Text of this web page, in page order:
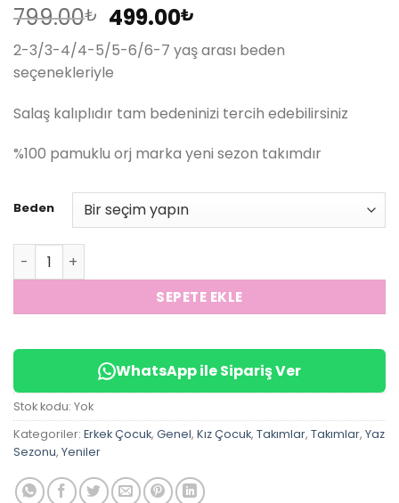
799.00₺ Orijinal
fiyat:
799.00₺.
499.00₺
andaki
fiyat:
2-3/3-4/4-5/5-6/6-7 yaş arası beden
seçenekleriyle
Salaş kalıplıdır tam bedeninizi tercih edebilirsiniz
%100 pamuklu orj marka yeni sezon takımdır
Beden
Bonjour Unisex Şortlu Takım adet
SEPETE EKLE
WhatsApp ile Sipariş Ver
Stok kodu: Yok
Kategoriler: Erkek Çocuk, Genel, Kız Çocuk, Takımlar, Takımlar, Yaz
Sezonu, Yeniler